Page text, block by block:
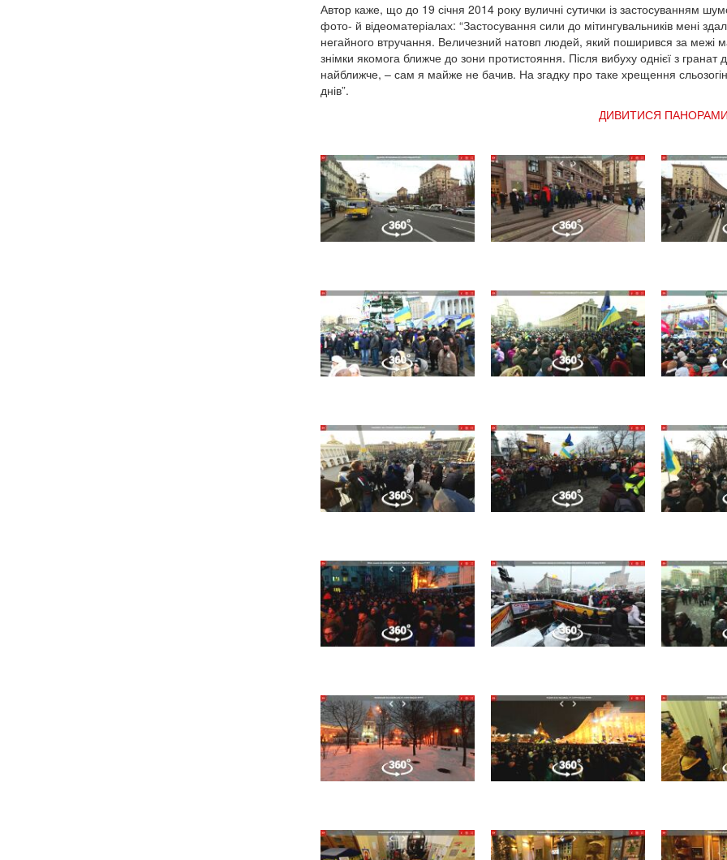
Автор каже, що до 19 січня 2014 року вуличні сутички із застосуванням
фото- й відеоматеріалах: “Застосування сили до мітингувальників мені
негайного втручання. Величезний натовп людей, який поширився за межі
знімки якомога ближче до зони протистояння. Після вибуху однієї з
найближче, – сам я майже не бачив. На згадку про таке хрещення
днів”.
ДИВИТИСЯ